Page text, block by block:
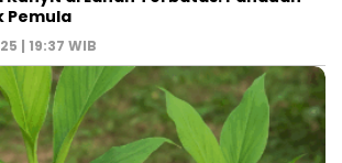
Pemula
| 19:37 WIB